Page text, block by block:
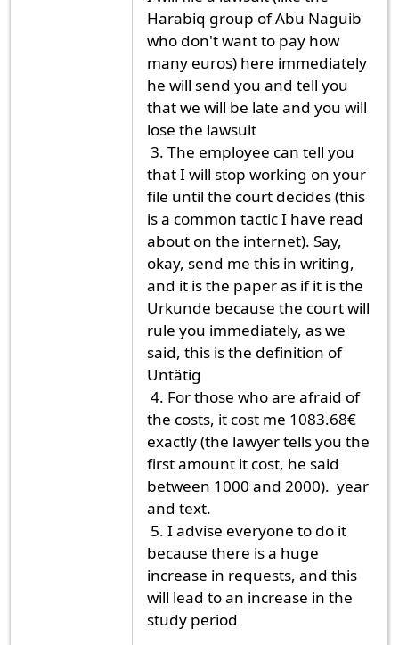
Harabiq group of Abu Naguib
who don't want to pay how
many euros) here immediately
he will send you and tell you
that we will be late and you will
lose the lawsuit
3. The employee can tell you
that I will stop working on your
file until the court decides (this
is a common tactic I have read
about on the internet). Say,
okay, send me this in writing,
and it is the paper as if it is the
Urkunde because the court will
rule you immediately, as we
said, this is the definition of
Untätig
4. For those who are afraid of
the costs, it cost me 1083.68€
exactly (the lawyer tells you the
first amount it cost, he said
between 1000 and 2000). year
and text.
5. I advise everyone to do it
because there is a huge
increase in requests, and this
will lead to an increase in the
study period